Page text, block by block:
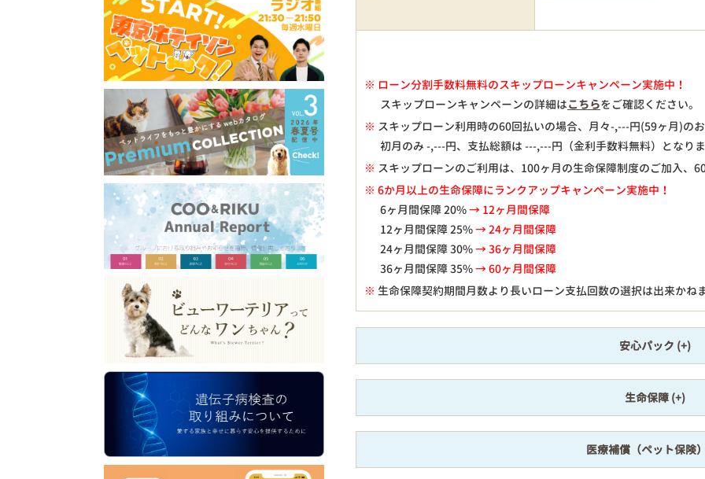
※ ローン分割手数料無料のスキップローンキャンペーン実施中！
スキップローンキャンペーンの詳細はこちらをご確認ください。
※ スキップローン利用時の60回払いの場合、月々-,---円(59ヶ月)の
初月のみ -,---円、支払総額は ---,---円（金利手数料無料）となり
※ スキップローンのご利用は、100ヶ月の生命保障制度のご加入、
※ 6か月以上の生命保障にランクアップキャンペーン実施中！
6ヶ月間保障 20%→ 12ヶ月間保障
12ヶ月間保障 25%→ 24ヶ月間保障
24ヶ月間保障 30%→ 36ヶ月間保障
36ヶ月間保障 35%→ 60ヶ月間保障
※ 生命保障契約期間月数より長いローン支払回数の選択は出来かね
安心パック
生命保障
医療補償（ペット保険